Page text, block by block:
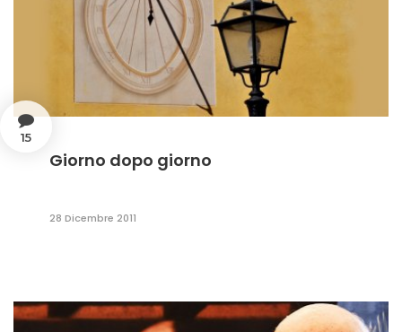
15
Giorno dopo giorno
28 Dicembre 2011